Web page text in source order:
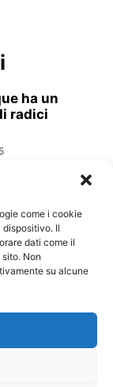
come i cookie
Il
dati come il
Non
su alcune
ha un
radici